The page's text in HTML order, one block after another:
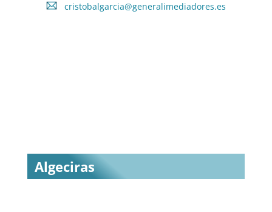
cristobalgarcia@generalimediadores.es
Algeciras